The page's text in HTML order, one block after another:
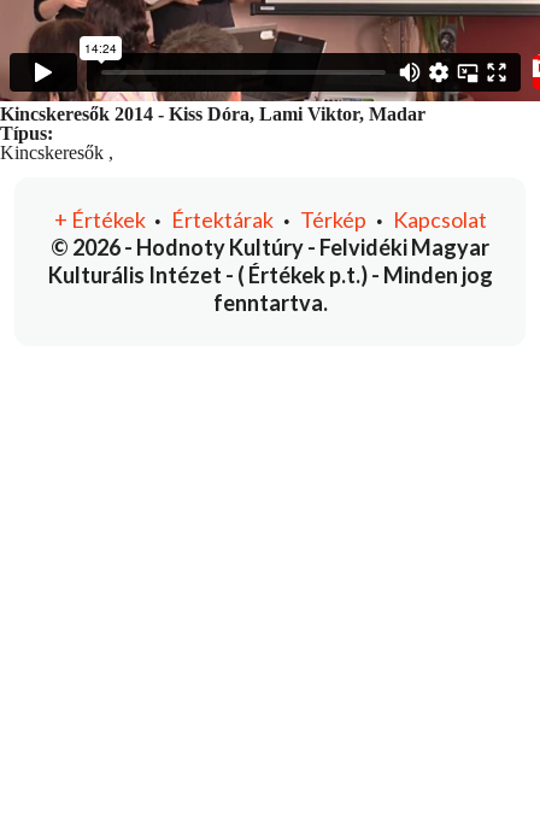
Kincskeresők 2014 - Kiss Dóra, Lami Viktor, Madar
Típus:
Kincskeresők ,
© 2026 - Hodnoty Kultúry - Felvidéki Magyar
Kulturális Intézet - ( Értékek p.t.) - Minden jog
fenntartva.
+ Értékek • Értektárak• Térkép • Kapcsolat